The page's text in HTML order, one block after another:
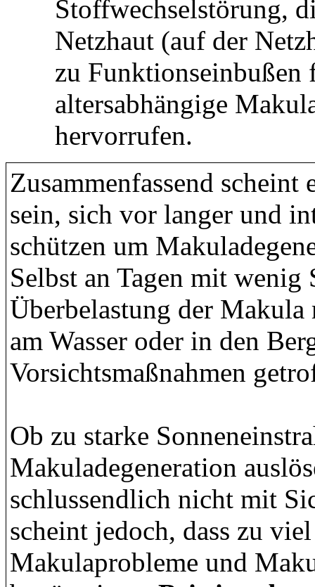
Stoffwechselstörung,
Netzhaut (auf der
zu Funktionseinbußen
altersabhängige
hervorrufen.
Zusammenfassend
sein, sich vor langer und
schützen um
Selbst an Tagen mit wenig
Überbelastung der
am Wasser oder in den
Vorsichtsmaßnahmen
Ob zu starke
Makuladegeneration
schlussendlich nicht mit
scheint jedoch, dass zu
Makulaprobleme und